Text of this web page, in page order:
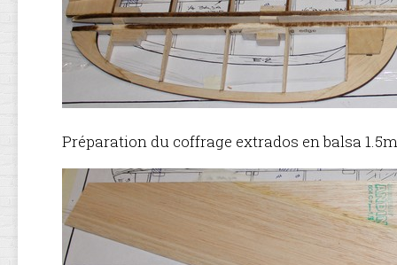
Préparation du coffrage extrados en balsa